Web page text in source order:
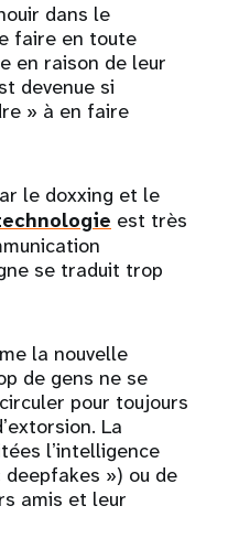
dans le
faire en toute
en raison de leur
devenue si
» à en faire
le doxxing et le
est très
se traduit trop
la nouvelle
de gens ne se
pour toujours
La
lʼintelligence
») ou de
amis et leur